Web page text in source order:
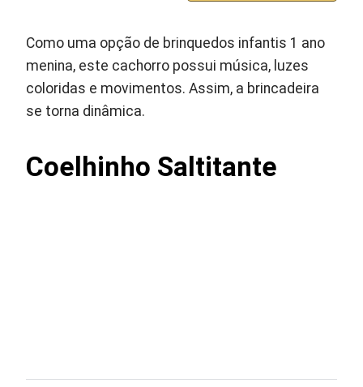
Como uma opção de brinquedos infantis 1 ano
menina, este cachorro possui música, luzes
coloridas e movimentos. Assim, a brincadeira
se torna dinâmica.
Coelhinho Saltitante